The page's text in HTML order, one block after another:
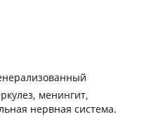
менингит,
нервная система.